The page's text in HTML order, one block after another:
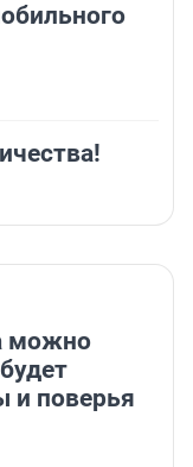
можно
и поверья